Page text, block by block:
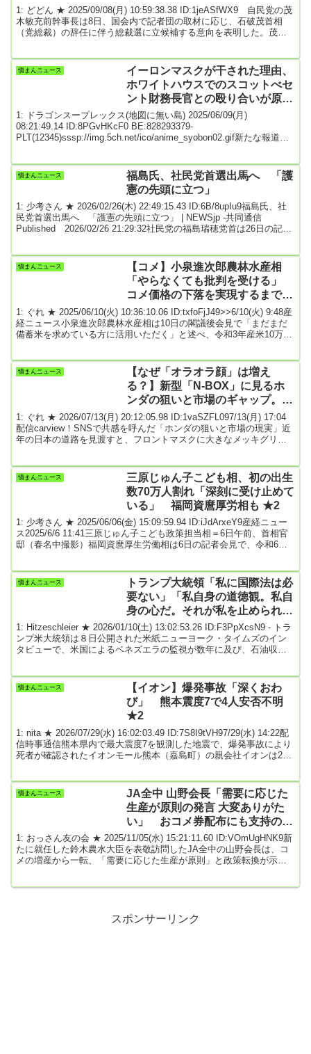
1: どどん ★ 2025/09/08(月) 10:59:38.38 ID:1jeASfWX9 自民党の茂
木敏充前幹事長は8日、国会内で記者団の取材に応じ、石破茂首相
（党総裁）の辞任に伴う総裁選に立候補する意向を表明した。茂木
かなければならない」と述べた。近く正式に記者会見する。総裁選
に出馬の意向を示したのは、茂木氏が初めて。茂木氏は「誰が次の
総裁になっても、この逆境から抜け出...
憤まんニュース
イーロンマスクが干された理由、
ホワイトハウスでのスコットべセ
ント財務長官との殴り合いが原因
か
1: ドラゴンスープレックス(地図に無い島) 2025/06/09(月)
08:21:49.14 ID:8PGvHKcF0 BE:828293379-
PLT(12345)sssp://img.5ch.net/ico/anime_syobon02.gif新たな報道に
となったという。ワシントンポスト紙はトランプ大統領の盟友ステ
ィーブ・バノン氏へのインタビューで、マスク氏が「ラグビー...
憤まんニュース
福島氏、社民党首選出馬へ 「護
憲の先頭に立つ」
1: 少考さん ★ 2026/02/26(木) 22:49:15.43 ID:6B/8upIu9福島氏、社
民党首選出馬へ 「護憲の先頭に立つ」 | NEWSjp -共同通信
Published 2026/02/26 21:29:32社民党の福島瑞穂党首は26日の記者
た。出馬表明は福島氏が初。社民は告示日を3月6日で調整していた
が4日に前倒しした。21、22両日投票、23日に開票す...
憤まんニュース
【コメ】小泉進次郎農林水産相
「やらなくても批判を受ける」
コメ価格の下落を実現するまで備
蓄米放出を継続する考え
1: ぐれ ★ 2025/06/10(火) 10:36:10.06 ID:txfoFjJ49>>6/10(火) 9:48産
経ニュース小泉進次郎農林水産相は10日の閣議後会見で「まだまだ
備蓄米を求めている方に活用いただく」と述べ、令和3年産米10万ト
現するまで備蓄米放出を継続する考えを示した。11日午前10時から
随意契約の受け付けを開始し、3年産米が上限に達した場合に、2
憤まんニュース
【なぜ「オラオラ顔」は増え
る？】新型「N-BOX」に見るホ
ンダの狙いと市場のギャップ。日
本で「メッキグリル」が支持され
る理由
1: ぐれ ★ 2026/07/13(月) 20:12:05.98 ID:1vaSZFL097/13(月) 17:04
配信carview！SNSで共感を呼んだ「ホンダの狙いと市場の現実」近
年の日本の道路を見渡すと、フロントマスクに大きなメッキグリル
力軽自動車「N-BOX」です。今回の改良において、「N-BOXカスタ
ム」には新デザインのグリルが採用され、よりメッキ感が強く、...
憤まんニュース
三原じゅん子こども相、初の出生
数70万人割れ「深刻に受け止めて
いる」 福岡資麿厚労相も ★2
1: 少考さん ★ 2025/06/06(金) 15:09:59.94 ID:iJdArxeY9産経ニュー
ス2025/6/6 11:41三原じゅん子こども政策担当相＝6日午前、首相官
邸（春名中撮影）福岡資麿厚生労働相は6日の記者会見で、令和6年
も政策担当相も「深刻に受け止めている」として子育て支援を強化
し、所得の向上や働き方改革など背景にある課題への対応に政府全
憤まんニュース
トランプ大統領「私に国際法は必
要ない」「私自身の道徳観。私自
身の心だ。それが私を止められる
唯一のものだ」
1: Hitzeschleier ★ 2026/01/10(土) 13:02:53.26 ID:F3PpXcsN9 - トラ
ンプ米大統領は８日公開された米紙ニューヨーク・タイムズのイン
タビューで、米国によるベネズエラの監視が数年に及び、石油収入
時間に及んだ電話会談について、トランプ氏は軍事行動の可能性は
撤回したようだと報じた。トランプ氏はベネズエラに対する監視期
憤まんニュース
【イオン】爆発事故「深くおわ
び」 熊本震度7で4人安否不明
★2
1: nita ★ 2026/07/29(水) 16:02:03.49 ID:7S8I9tVH97/29(水) 14:22配
信時事通信熊本県内で最大震度7を観測した地震で、爆発事故により
死者が確認されたイオンモール熊本（嘉島町）の親会社イオンは29
員ら約2700人に関し、「4人の安否が依然不明」と明らかにするとと
もに、消防や警察と連携し、「捜索と救出に全力を尽くす」として
憤まんニュース
JA全中 山野会長「需要に応じた
生産が原則の発言 大変ありがた
い」 おコメ券配布にも支持の姿
勢…就任祝いのため鈴木農水大臣
を訪問
1: おっさん友の会 ★ 2025/11/05(水) 15:21:11.60 ID:VOmUgHNK9新
たに就任した鈴木農水大臣を表敬訪問したJA全中の山野会長は、コ
メの増産から一転、「需要に応じた生産が原則」と政策転換が示さ
祝いのため農水省を訪れました。...
スポンサーリンク